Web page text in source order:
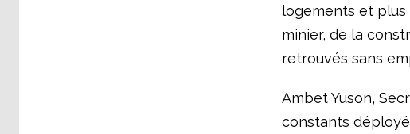
logements et
minier, de la
retrouvés sans
Ambet Yuson,
constants